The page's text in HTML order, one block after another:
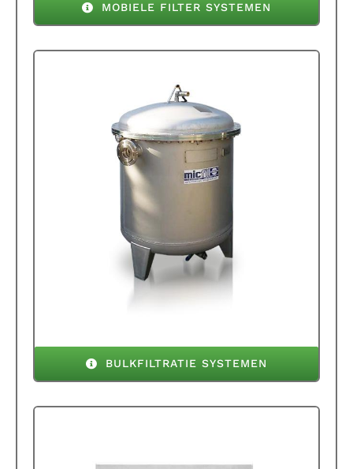
MOBIELE FILTER SYSTEMEN
BULKFILTRATIE SYSTEMEN